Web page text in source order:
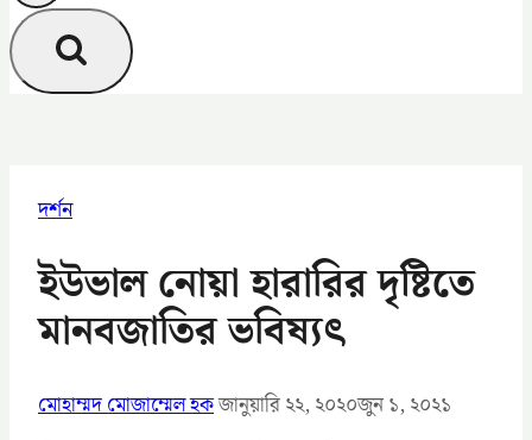
দর্শন
ইউভাল নোয়া হারারির দৃষ্টিতে
মানবজাতির ভবিষ্যৎ
মোহাম্মদ মোজাম্মেল হকজানুয়ারি ২২, ২০২০জুন ১, ২০২১